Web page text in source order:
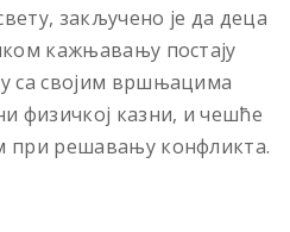
закључено је да деца
кажњавању постају
са својим вршњацима
физичкој казни, и чешће
при решавању конфликта.